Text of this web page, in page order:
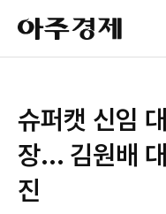
아
주
경
슈퍼캣 신임
장... 김원배
진